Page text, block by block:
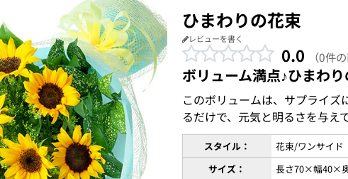
ひまわりの花束
レビューを書く
0.0 （0件
ボリューム満点♪ひまわり
このボリュームは、サプライズ
るだけで、元気と明るさを与え
スタイル：
花束/ワンサイド
サイズ：
長さ70×幅40×